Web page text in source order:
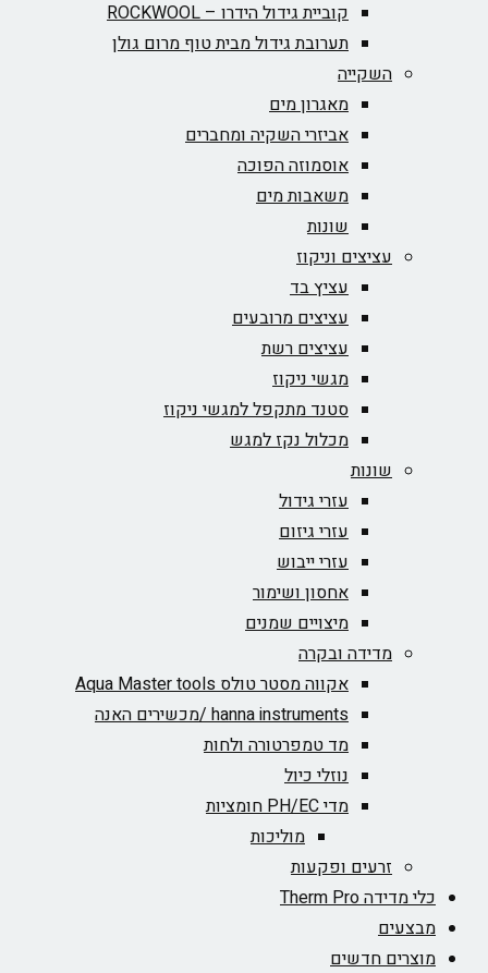
קוביית גידול הידרו – ROCKWOOL‏
תערובת גידול מבית טוף מרום גולן
השקייה
מאגרון מים
אביזרי השקיה ומחברים
אוסמוזה הפוכה
משאבות מים
שונות
עציצים וניקוז
עציץ בד
עציצים מרובעים
עציצים רשת
מגשי ניקוז
סטנד מתקפל למגשי ניקוז
מכלול נקז למגש
שונות
עזרי גידול
עזרי גיזום
עזרי ייבוש
אחסון ושימור
מיצויים שמנים
מדידה ובקרה
אקווה מסטר טולס Aqua Master tools
hanna instruments /מכשירים האנה
מד טמפרטורה ולחות
נוזלי כיול
מדי PH/EC חומציות
מוליכות
זרעים ופקעות
כלי מדידה Therm Pro
מבצעים
מוצרים חדשים